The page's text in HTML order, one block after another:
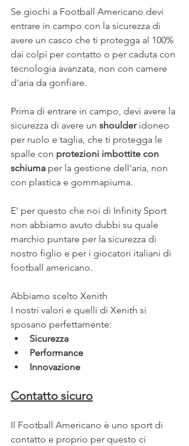
Se giochi a Football Americano devi
entrare in campo con la sicurezza di
avere un casco che ti protegga al 100%
dai colpi per contatto o per caduta con
tecnologia avanzata, non con camere
d'aria da gonfiare.
Prima di entrare in campo, devi avere la
sicurezza di avere un shoulder idoneo
per ruolo e taglia, che ti protegga le
spalle con protezioni imbottite con
schiuma per la gestione dell'aria, non
con plastica e gommapiuma.
E' per questo che noi di Infinity Sport
non abbiamo avuto dubbi su quale
marchio puntare per la sicurezza di
nostro figlio e per i giocatori italiani di
football americano.
Abbiamo scelto Xenith
I nostri valori e quelli di Xenith si
sposano perfettamente:
Sicurezza
Performance
Innovazione
Contatto sicuro
Il Football Americano è uno sport di
contatto e proprio per questo ci